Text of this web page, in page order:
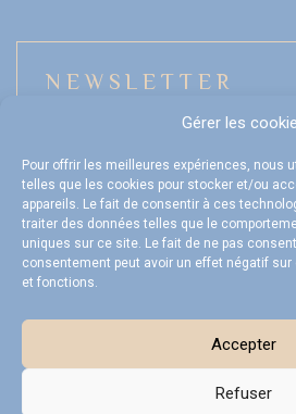
Gérer les
Pour offrir les meilleures expériences, nous
telles que les cookies pour stocker et/ou
appareils. Le fait de consentir à ces
traiter des données telles que le
uniques sur ce site. Le fait de ne pas
consentement peut avoir un effet négatif
et fonctions.
Accepter
Refuser
NEWSLETTER
Mon compte
FAQ